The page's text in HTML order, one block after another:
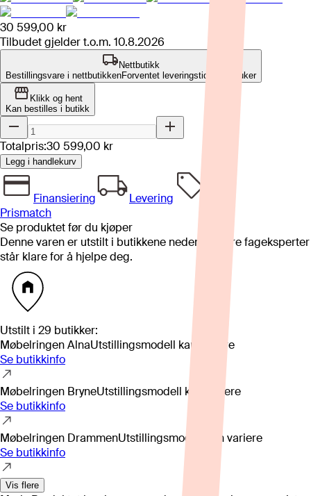
30 599,00 kr
Tilbudet gjelder t.o.m. 10.8.2026
Nettbutikk
Bestillingsvare i nettbutikkenForventet leveringstid: 10-12 uker
Klikk og hent
Kan bestilles i butikk
Totalpris:30 599,00 kr
Legg i handlekurv
Finansiering
Levering
Prismatch
Se produktet før du kjøper
Denne varen er utstilt i butikkene nedenfor. Våre fageksperter
står klare for å hjelpe deg.
Utstilt i 29 butikker:
Møbelringen AlnaUtstillingsmodell kan variere
Se butikkinfo
Møbelringen BryneUtstillingsmodell kan variere
Se butikkinfo
Møbelringen DrammenUtstillingsmodell kan variere
Se butikkinfo
Vis flere